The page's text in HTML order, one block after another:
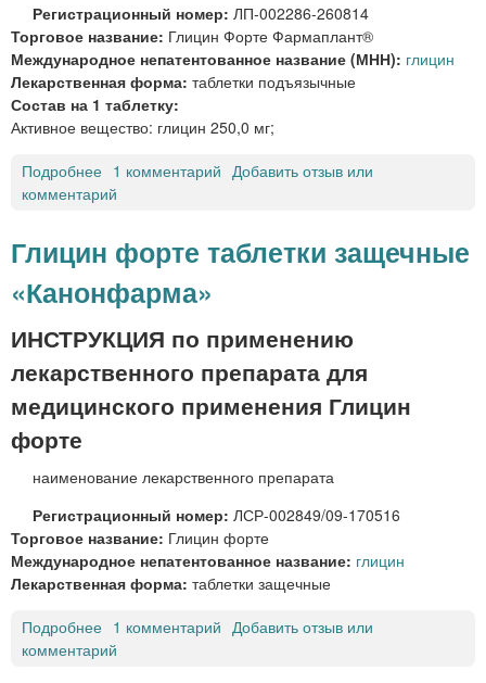
а
р
м
»
м
а
п
л
а
н
®
б
е
к
и
о
я
ы
ч
н
ы
Регистрационный номер: ЛП-002286-260814
Торговое название: Глицин Форте Фармаплант®
Международное непатентованное название (МНН): глицин
Лекарственная форма: таблетки подъязычные
Состав на 1 таблетку:
Активное вещество: глицин 250,0 мг;
Подробнее
Г
ц
и
н
Ф
о
р
т
е
р
м
а
п
л
т
1 комментарий Добавить отзыв или
комментарий
Глицин форте таблетки защечные
«Канонфарма»
ИНСТРУКЦИЯ по применению
лекарственного препарата для
медицинского применения Глицин
форте
наименование лекарственного препарата
Регистрационный номер: ЛСР-002849/09-170516
Торговое название: Глицин форте
Международное непатентованное название: глицин
Лекарственная форма: таблетки защечные
Подробнее
Г
1 комментарий Добавить отзыв или
комментарий